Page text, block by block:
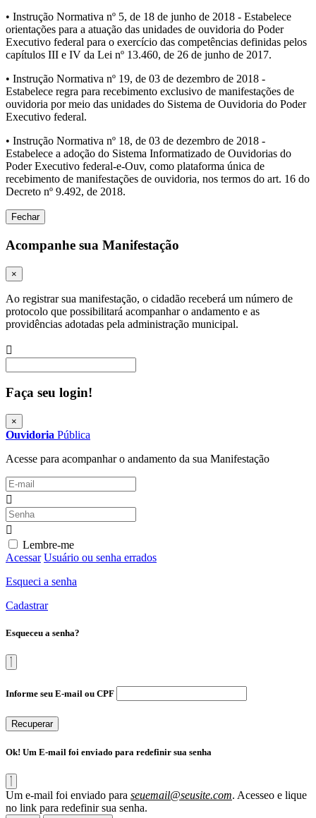
• Instrução Normativa nº 5, de 18 de junho de 2018 - Estabelece
orientações para a atuação das unidades de ouvidoria do Poder
Executivo federal para o exercício das competências definidas pelos
capítulos III e IV da Lei nº 13.460, de 26 de junho de 2017.
• Instrução Normativa nº 19, de 03 de dezembro de 2018 -
Estabelece regra para recebimento exclusivo de manifestações de
ouvidoria por meio das unidades do Sistema de Ouvidoria do Poder
Executivo federal.
• Instrução Normativa nº 18, de 03 de dezembro de 2018 -
Estabelece a adoção do Sistema Informatizado de Ouvidorias do
Poder Executivo federal-e-Ouv, como plataforma única de
recebimento de manifestações de ouvidoria, nos termos do art. 16 do
Decreto nº 9.492, de 2018.
Fechar
Acompanhe sua Manifestação
×
Ao registrar sua manifestação, o cidadão receberá um número de
protocolo que possibilitará acompanhar o andamento e as
providências adotadas pela administração municipal.
Faça seu login!
×
Ouvidoria Pública
Acesse para acompanhar o andamento da sua Manifestação
Lembre-me
Acessar Usuário ou senha errados
Esqueci a senha
Cadastrar
Esqueceu a senha?
Informe seu E-mail ou CPF
Recuperar
Ok! Um E-mail foi enviado para redefinir sua senha
Um e-mail foi enviado para seuemail@seusite.com. Acesseo e lique
no link para redefinir sua senha.